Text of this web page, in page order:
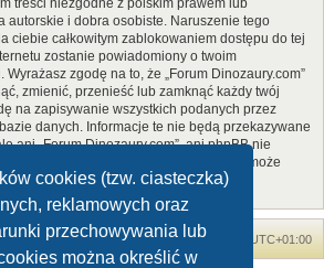
cookies (tzw. ciasteczka)
reklamowych oraz
przechowywania lub
można określić w
treści niezgodne z polskim prawem lub
autorskie i dobra osobiste. Naruszenie tego
ciebie całkowitym zablokowaniem dostępu do tej
zostanie powiadomiony o twoim
zgodę na to, że „Forum Dinozaury.com”
zmienić, przenieść lub zamknąć każdy twój
na zapisywanie wszystkich podanych przez
danych. Informacje te nie będą przekazywane
ani „Forum Dinozaury.com”, ani phpBB nie
włamania do witryny, podczas których może
Strona główna Strefa czasowa UTC+01:00